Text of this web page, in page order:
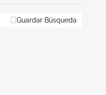
Guardar Búsqueda